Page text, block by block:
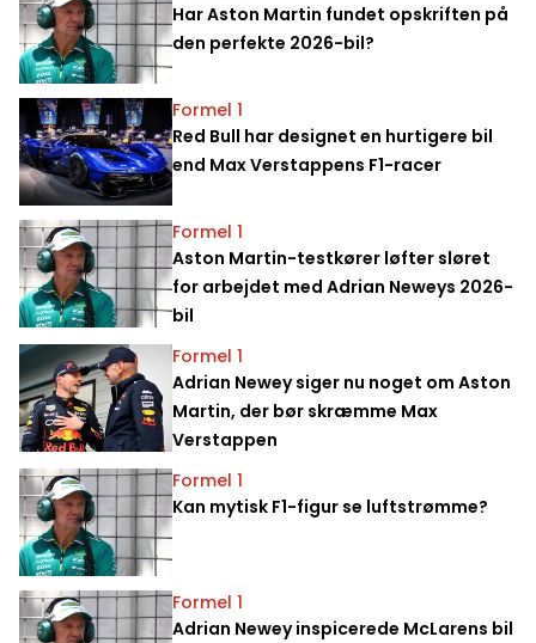
Har Aston Martin fundet opskriften på
den perfekte 2026-bil?
Formel 1
Red Bull har designet en hurtigere bil
end Max Verstappens F1-racer
Formel 1
Aston Martin-testkører løfter sløret
for arbejdet med Adrian Neweys 2026-
bil
Formel 1
Adrian Newey siger nu noget om Aston
Martin, der bør skræmme Max
Verstappen
Formel 1
Kan mytisk F1-figur se luftstrømme?
Formel 1
Adrian Newey inspicerede McLarens bil